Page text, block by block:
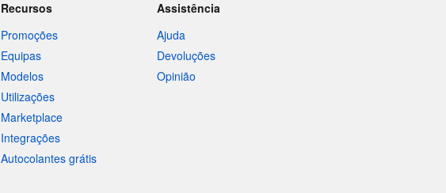
Recursos
Promoções
Equipas
Modelos
Utilizações
Marketplace
Integrações
Autocolantes grátis
Assistência
Ajuda
Devoluções
Opinião